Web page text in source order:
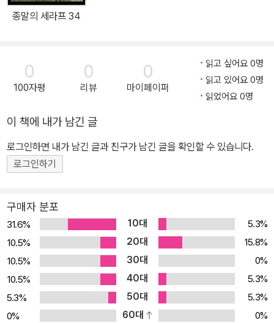
종말의 세라프 34
0
100자평
0
리뷰
0
마이페이퍼
읽고 싶어요 0명
읽고 있어요 0명
읽었어요 0명
이 책에 내가 남긴 글
로그인하면 내가 남긴 글과 친구가 남긴 글을 확인할 수 있습니다.
로그인하기
구매자 분포
31.6% 10대
5.3%
10.5%
20대
15.8%
10.5%
30대
0%
10.5%
40대
5.3%
5.3%
50대
5.3%
0%
60대
0%